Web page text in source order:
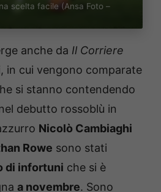
scelta facile (Ansa Foto –
anche da Il Corriere
in cui vengono comparate
si stanno contendendo
debutto rossoblù in
Nicolò Cambiaghi
Rowe sono stati
di infortuni che si è
a novembre. Sono